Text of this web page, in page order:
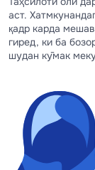
аст.
қадр карда
гиред, ки ба
шудан кӯмак